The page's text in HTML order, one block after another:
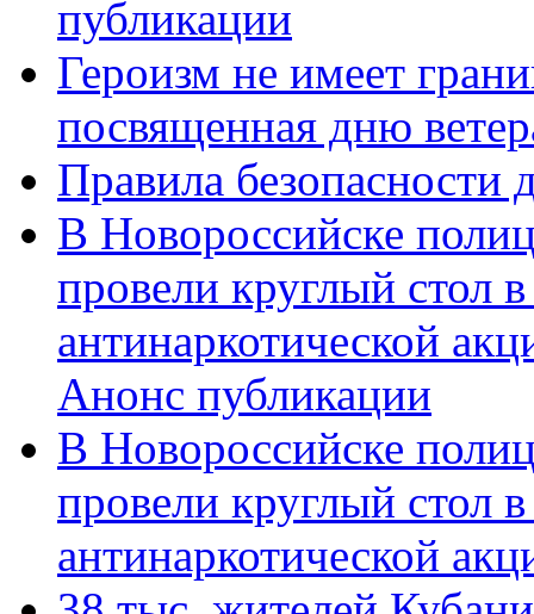
публикации
Героизм не имеет
посвященная дню
Правила безопасности
В Новороссийске
провели круглый стол
антинаркотической
Анонс публикации
В Новороссийске
провели круглый стол
антинаркотической